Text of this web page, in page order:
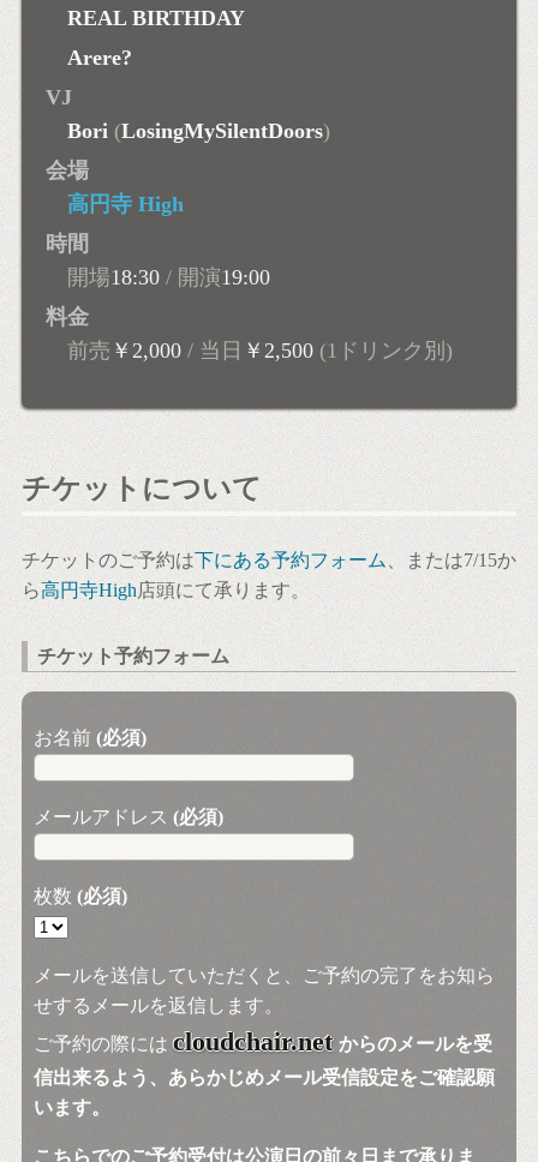
REAL BIRTHDAY
Arere?
VJ
Bori (LosingMySilentDoors)
会場
高円寺 High
時間
開場18:30/ 開演19:00
料金
前売 ￥2,000/ 当日 ￥2,500(1ドリンク別)
チケットについて
チケットのご予約は下にある予約フォーム
、または7/15か
ら高円寺High店頭にて承ります。
チケット予約フォーム
お名前 (必須)
メールアドレス (必須)
枚数 (必須)
メールを送信していただくと、ご予約の完了をお知ら
せするメールを返信します。
ご予約の際には cloudchair.net からのメールを受
信出来るよう、あらかじめメール受信設定をご確認願
います。
こちらでのご予約受付は公演日の前々日まで承りま